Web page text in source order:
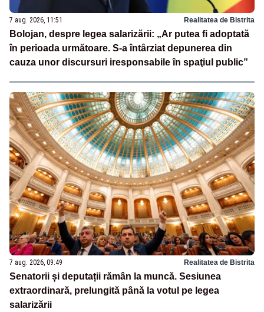
7 aug. 2026, 11:51 Realitatea de Bistrita
Bolojan, despre legea salarizării: „Ar putea fi adoptată
în perioada următoare. S-a întârziat depunerea din
cauza unor discursuri iresponsabile în spaţiul public”
7 aug. 2026, 09:49 Realitatea de Bistrita
Senatorii și deputații rămân la muncă. Sesiunea
extraordinară, prelungită până la votul pe legea
salarizării